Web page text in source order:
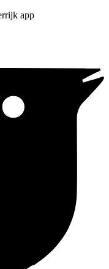
app